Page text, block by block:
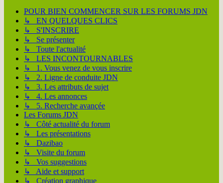
POUR BIEN COMMENCER SUR LES FORUMS JDN
↳ EN QUELQUES CLICS
↳ S'INSCRIRE
↳ Se présenter
↳ Toute l'actualité
↳ LES INCONTOURNABLES
↳ 1. Vous venez de vous inscrire
↳ 2. Ligne de conduite JDN
↳ 3. Les attributs de sujet
↳ 4. Les annonces
↳ 5. Recherche avançée
Les Forums JDN
↳ Côté actualité du forum
↳ Les présentations
↳ Dazibao
↳ Visite du forum
↳ Vos suggestions
↳ Aide et support
↳ Création graphique